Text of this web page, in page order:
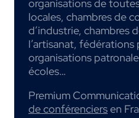
organisations de
locales, chambres de
d’industrie, chambres
l’artisanat, fédérations
organisations
écoles…
Premium
de conférenciersen